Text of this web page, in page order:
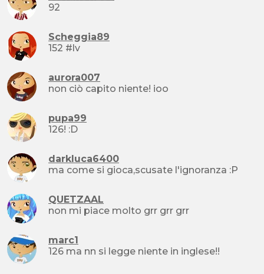
92
Scheggia89
152 #lv
aurora007
non ciò capito niente! ioo
pupa99
126! :D
darkluca6400
ma come si gioca,scusate l'ignoranza :P
QUETZAAL
non mi piace molto grr grr grr
marc1
126 ma nn si legge niente in inglese!!